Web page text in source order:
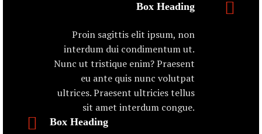
Box Heading
Proin sagittis elit ipsum, non
interdum dui condimentum ut.
Nunc ut tristique enim? Praesent
eu ante quis nunc volutpat
ultrices. Praesent ultricies tellus
sit amet interdum congue.
Box Heading